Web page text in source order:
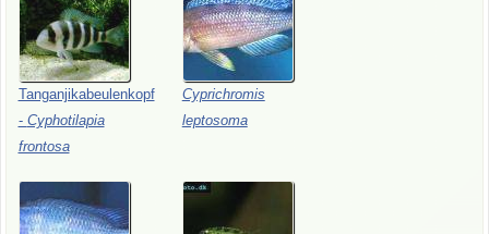
Tanganjikabeulenkopf
- Cyphotilapia
frontosa
Cyprichromis
leptosoma